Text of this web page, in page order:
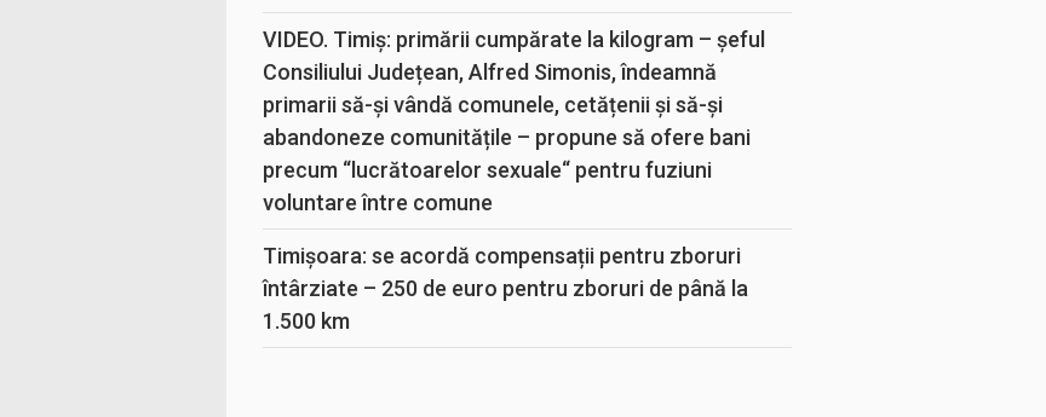
VIDEO. Timiș: primării cumpărate la kilogram – șeful
Consiliului Județean, Alfred Simonis, îndeamnă
primarii să-și vândă comunele, cetățenii și să-și
abandoneze comunitățile – propune să ofere bani
precum “lucrătoarelor sexuale“ pentru fuziuni
voluntare între comune
Timișoara: se acordă compensații pentru zboruri
întârziate – 250 de euro pentru zboruri de până la
1.500 km